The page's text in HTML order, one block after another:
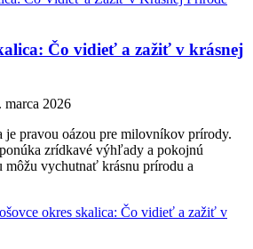
Čo vidieť a zažiť v krásnej
marca 2026
je pravou oázou pre milovníkov prírody.
zrídkavé výhľady a pokojnú
vychutnať krásnu prírodu a
okres skalica: Čo vidieť a zažiť v